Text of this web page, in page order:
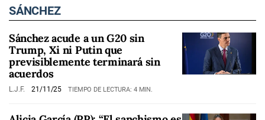
SÁNCHEZ
Sánchez acude a un G20 sin
Trump, Xi ni Putin que
previsiblemente terminará sin
acuerdos
L.J.F. 21/11/25 TIEMPO DE LECTURA: 4 MIN.